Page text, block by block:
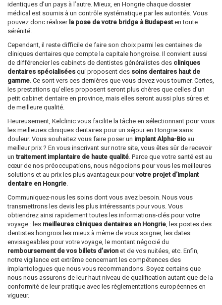
identiques d’un pays à l’autre. Mieux, en Hongrie chaque dossier
médical est soumis à un contrôle systématique par les autorités. Vous
pouvez donc réaliser la pose de votre bridge à Budapesten toute
sérénité.
Cependant, il reste difficile de faire son choix parmi les centaines de
cliniques dentaires que compte la capitale hongroise. Il convient aussi
de différencier les cabinets de dentistes généralistes des cliniques
dentaires spécialisées qui proposent des soins dentaires haut de
gamme. Ce sont vers ces dernières que vous devez vous tourner. Certes,
les prestations qu’elles proposent seront plus chères que celles d’un
petit cabinet dentaire en province, mais elles seront aussi plus sûres et
de meilleure qualité.
Heureusement, Kelclinic vous facilite la tâche en sélectionnant pour vous
les meilleures cliniques dentaires pour un séjour en Hongrie sans
douleur. Vous souhaitez vous faire poser un implant Alpha-Bio au
meilleur prix ? En vous inscrivant sur notre site, vous êtes sûr de recevoir
untraitement implantaire de haute qualité. Parce que votre santé est au
cœur de nos préoccupations, nous négocions pour vous les meilleures
solutions et au prix les plus avantageux pourvotre projet d’implant
dentaire en Hongrie.
Communiquez-nous les soins dont vous avez besoin. Nous vous
transmettrons les devis les plus intéressants pour vous. Vous
obtiendrez ainsi rapidement toutes les informations-clés pour votre
voyage : les meilleures cliniques dentaires en Hongrie, les postes des
dentistes hongrois les mieux à même de vous soigner, les dates
envisageables pour votre voyage, le montant négocié du
remboursement de vos billets d’avion et de vos nuitées, etc. Enfin,
notre vigilance est extrême concernant les compétences des
implantologues que nous vous recommandons. Soyez certains que
nous nous assurons de leur haut niveau de qualification autant que de la
conformité de leur pratique avec les règlementations européennes en
vigueur.